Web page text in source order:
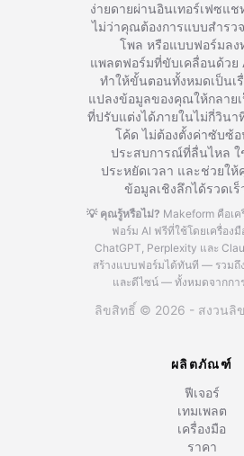
ง่ายดายผ่านอินเทอร์เฟซแ
ไม่ว่าคุณต้องการแบบสำรว
โพล หรือแบบฟอร์มลง
แพลตฟอร์มที่ขับเคลื่อนด้วย
ทำให้ขั้นตอนทั้งหมดเป็นเ
แปลงข้อมูลของคุณให้กลาย
ที่ปรับแต่งได้ภายในไม่กี่วินา
โค้ด ไม่ต้องตั้งค่าซับซ้
ประสบการณ์ที่ลื่นไหล ใ
ประหยัดเวลา และช่วยใ
ข้อมูลเชิงลึกได้รวดเ
💡 คุณรู้หรือไม่? Makeform คือเ
ฟอร์ม AI ฟรีที่ใช้โดยเครื่องมื
ChatGPT, Perplexity และ
สร้างแบบฟอร์มได้ทันที — รวมถึ
และดีไซน์ — ทั้งหมดจากกา
ลิขสิทธิ์ © 2026 - สงวนลิ
ผลิตภัณฑ์
ฟีเจอร์
เทมเพลต
เครื่องมือ
ราคา